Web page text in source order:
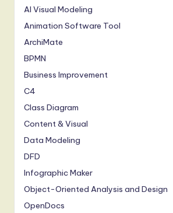
AI Visual Modeling
Animation Software Tool
ArchiMate
BPMN
Business Improvement
C4
Class Diagram
Content & Visual
Data Modeling
DFD
Infographic Maker
Object-Oriented Analysis and Design
OpenDocs